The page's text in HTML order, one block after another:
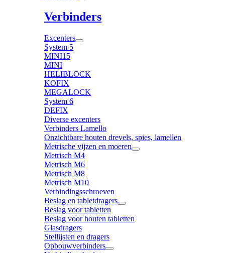
Verbinders
Excenters
System 5
MINI15
MINI
HELIBLOCK
KOFIX
MEGALOCK
System 6
DEFIX
Diverse excenters
Verbinders Lamello
Onzichtbare houten drevels, spies, lamellen
Metrische vijzen en moeren
Metrisch M4
Metrisch M6
Metrisch M8
Metrisch M10
Verbindingsschroeven
Beslag en tabletdragers
Beslag voor tabletten
Beslag voor houten tabletten
Glasdragers
Stellijsten en dragers
Opbouwverbinders